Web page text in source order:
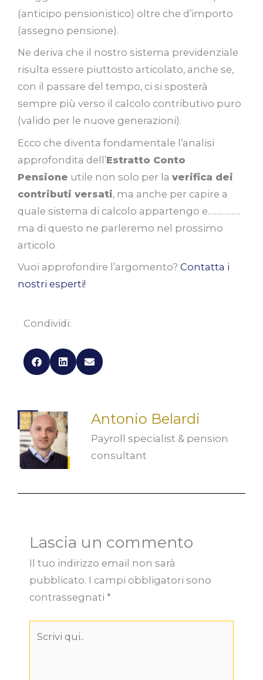
(anticipo pensionistico) oltre che d’importo
(assegno pensione).
Ne deriva che il nostro sistema previdenziale
risulta essere piuttosto articolato, anche se,
con il passare del tempo, ci si sposterà
sempre più verso il calcolo contributivo puro
(valido per le nuove generazioni).
Ecco che diventa fondamentale l’analisi
approfondita dell’Estratto Conto
Pensione utile non solo per la verifica dei
contributi versati, ma anche per capire a
quale sistema di calcolo appartengo e……………
ma di questo ne parleremo nel prossimo
articolo.
Vuoi approfondire l’argomento? Contatta i
nostri esperti!
Condividi:
Antonio Belardi
Payroll specialist & pension
consultant
Lascia un commento
Il tuo indirizzo email non sarà
pubblicato. I campi obbligatori sono
contrassegnati *